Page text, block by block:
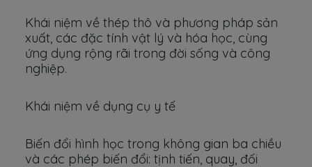
Khái niệm về thép thô và phương pháp sản
xuất, các đặc tính vật lý và hóa học, cùng
ứng dụng rộng rãi trong đời sống và công
nghiệp.
Khái niệm về dụng cụ y tế
Biến đổi hình học trong không gian ba chiều
và các phép biến đổi: tịnh tiến, quay, đối